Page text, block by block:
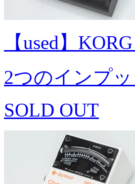
【used】
2つのインプ
SOLD OUT